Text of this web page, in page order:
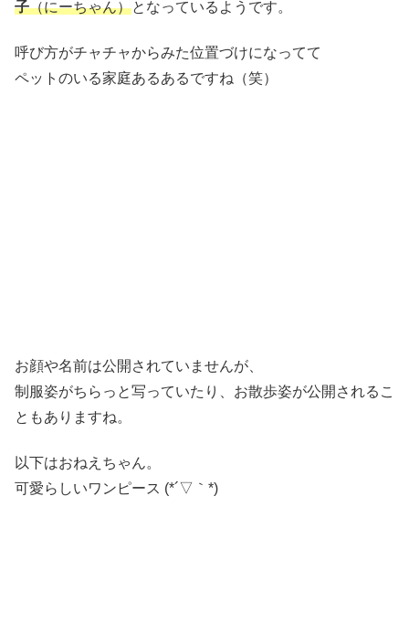
子（にーちゃん）となっているようです。
呼び方がチャチャからみた位置づけになってて
ペットのいる家庭あるあるですね（笑）
お顔や名前は公開されていませんが、
制服姿がちらっと写っていたり、お散歩姿が公開されるこ
ともありますね。
以下はおねえちゃん。
可愛らしいワンピース (*´▽｀*)